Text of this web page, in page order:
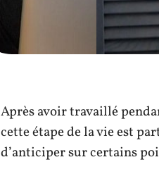
Après avoir travaillé
cette étape de la vie est
d’anticiper sur certains